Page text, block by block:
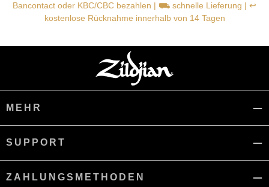
Bancontact oder KBC/CBC bezahlen | ⛟ schnelle Lieferung | ↩
kostenlose Rücknahme innerhalb von 14 Tagen
MEHR
SUPPORT
ZAHLUNGSMETHODEN